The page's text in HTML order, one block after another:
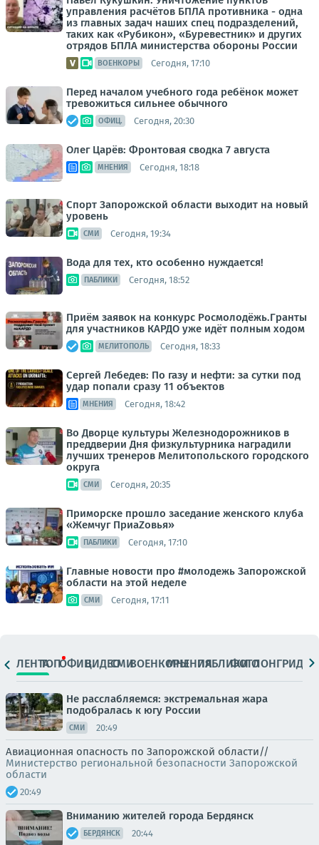
управления расчётов БПЛА противника - одна
из главных задач наших спец подразделений,
таких как «Рубикон», «Буревестник» и других
отрядов БПЛА министерства обороны России
ВОЕНКОРЫ Сегодня, 17:10
Перед началом учебного года ребёнок может
тревожиться сильнее обычного
ОФИЦ. Сегодня, 20:30
Олег Царёв: Фронтовая сводка 7 августа
МНЕНИЯ Сегодня, 18:18
Спорт Запорожской области выходит на новый
уровень
СМИ Сегодня, 19:34
Вода для тех, кто особенно нуждается!
ПАБЛИКИ Сегодня, 18:52
Приём заявок на конкурс Росмолодёжь.Гранты
для участников КАРДО уже идёт полным ходом
МЕЛИТОПОЛЬ Сегодня, 18:33
Сергей Лебедев: По газу и нефти: за сутки под
удар попали сразу 11 объектов
МНЕНИЯ Сегодня, 18:42
Во Дворце культуры Железнодорожников в
преддверии Дня физкультурника наградили
лучших тренеров Мелитопольского городского
округа
СМИ Сегодня, 20:35
Приморске прошло заседание женского клуба
«Жемчуг ПриаZовья»
ПАБЛИКИ Сегодня, 17:10
Главные новости про #молодежь Запорожской
области на этой неделе
СМИ Сегодня, 17:11
ЛЕНТАТОПОФИЦ.ВИДЕОСМИВОЕНКОРЫМНЕНИЯПАБЛИКИ
ФОТОЛОНГРИДЫ
Не расслабляемся: экстремальная жара
подобралась к югу России
СМИ 20:49
Авиационная опасность по Запорожской области//
Министерство региональной безопасности Запорожской
области
20:49
Вниманию жителей города Бердянск
БЕРДЯНСК 20:44